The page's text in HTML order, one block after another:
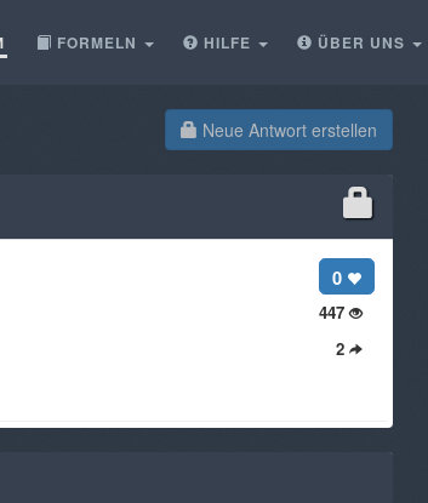
FORMELN HILFE ÜBER UNS
Neue Antwort erstellen
0
447
2